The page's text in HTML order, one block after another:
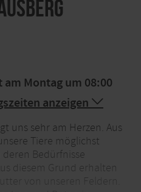
am Montag um 08:00
anzeigen
uns sehr am Herzen. Aus
Tiere möglichst
Bedürfnisse
diesem Grund erhalten